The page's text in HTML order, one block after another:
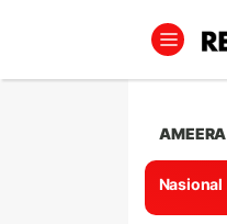
AMEERA
Nasional